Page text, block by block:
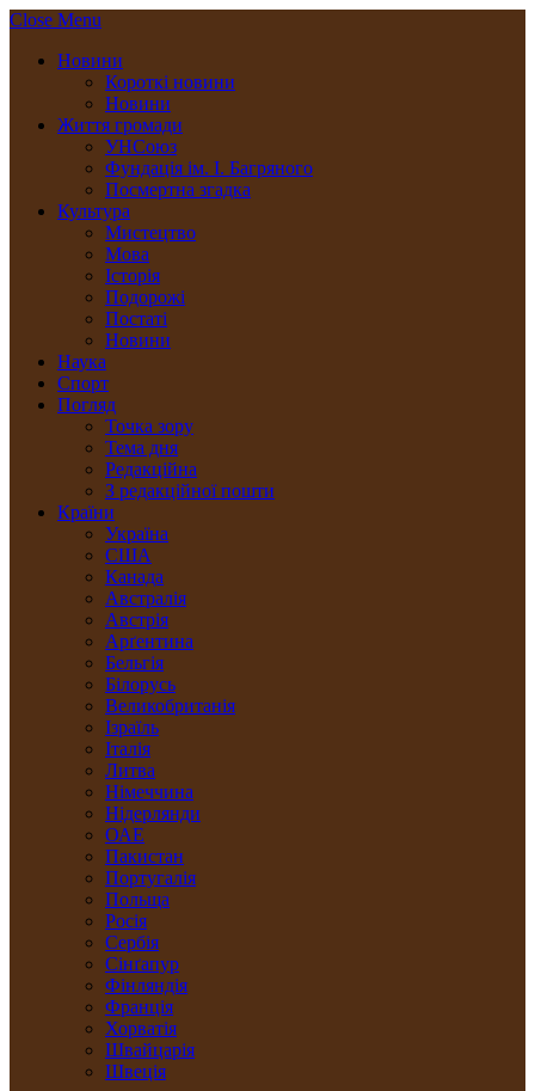
Close Menu
Новини
Короткі новини
Новини
Життя громади
УНСоюз
Фундація ім. І. Багряного
Посмертна згадка
Культура
Мистецтво
Мова
Історія
Подорожі
Постаті
Новини
Наука
Спорт
Погляд
Точка зору
Тема дня
Редакційна
З редакційної пошти
Країни
Україна
США
Канада
Австралія
Австрія
Арґентина
Бельгія
Білорусь
Великобританія
Ізраїль
Італія
Литва
Німеччина
Нідерлянди
ОАЕ
Пакистан
Португалія
Польща
Росія
Сербія
Сінґапур
Фінляндія
Франція
Хорватія
Швайцарія
Швеція